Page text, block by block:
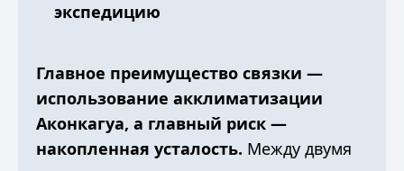
экспедицию
Главное преимущество связки —
использование акклиматизации
Аконкагуа, а главный риск —
накопленная усталость. Между двумя